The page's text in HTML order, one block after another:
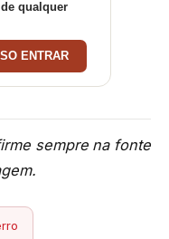
qualquer
ENTRAR
sempre na fonte